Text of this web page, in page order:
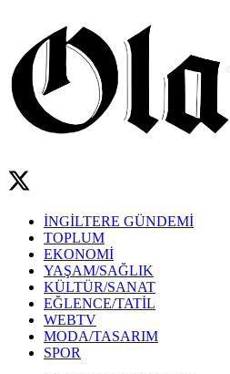
İNGİLTERE GÜNDEMİ
TOPLUM
EKONOMİ
YAŞAM/SAĞLIK
KÜLTÜR/SANAT
EĞLENCE/TATİL
WEBTV
MODA/TASARIM
SPOR